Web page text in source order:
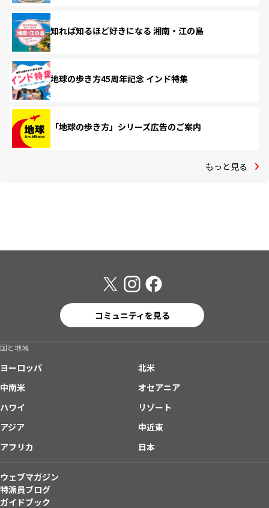
知れば知るほど好きになる 湘南・江の島
地球の歩き方45周年記念 インド特集
「地球の歩き方」シリーズ広告のご案内
もっと見る
コミュニティを見る
国と地域
ヨーロッパ
北米
中南米
オセアニア
ハワイ
リゾート
アジア
中近東
アフリカ
日本
ウェブマガジン
特派員ブログ
ガイドブック